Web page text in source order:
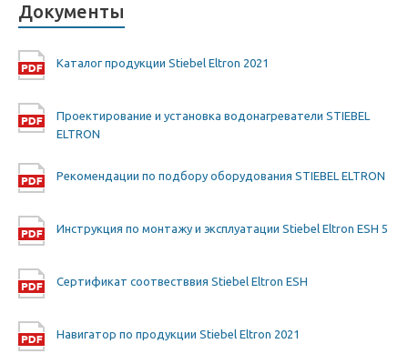
Документы
Каталог продукции Stiebel Eltron 2021
Проектирование и установка водонагреватели STIEBEL
ELTRON
Рекомендации по подбору оборудования STIEBEL ELTRON
Инструкция по монтажу и эксплуатации Stiebel Eltron ESH 5
Сертификат соотвестввия Stiebel Eltron ESH
Навигатор по продукции Stiebel Eltron 2021